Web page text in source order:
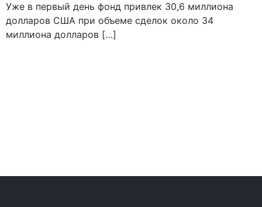
Уже в первый день фонд привлек 30,6 миллиона
долларов США при объеме сделок около 34
миллиона долларов […]